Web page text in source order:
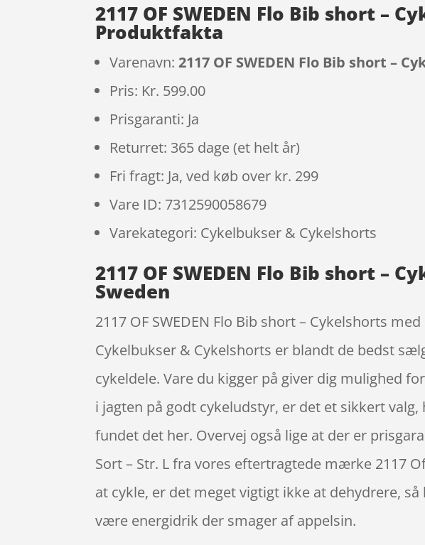
2117 OF SWEDEN Flo Bib short –
Produktfakta
Varenavn:2117 OF SWEDEN Flo Bib short –
Pris: Kr. 599.00
Prisgaranti: Ja
Returret: 365 dage (et helt år)
Fri fragt: Ja, ved køb over kr. 299
Vare ID: 7312590058679
Varekategori: Cykelbukser & Cykelshorts
2117 OF SWEDEN Flo Bib short –
Sweden
2117 OF SWEDEN Flo Bib short – Cykelshorts
Cykelbukser & Cykelshorts er blandt de bedst
cykeldele. Vare du kigger på giver dig mulighed
i jagten på godt cykeludstyr, er det et sikkert
fundet det her. Overvej også lige at der er
Sort – Str. L fra vores eftertragtede mærke 2117
at cykle, er det meget vigtigt ikke at dehydrere,
være energidrik der smager af appelsin.